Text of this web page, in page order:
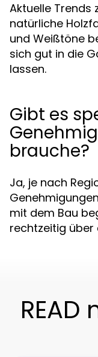
Aktuelle Trends
natürliche
und Weißtöne
sich gut in die
lassen.
Gibt es
brauche?
Ja, je nach
mit dem Bau
rechtzeitig über